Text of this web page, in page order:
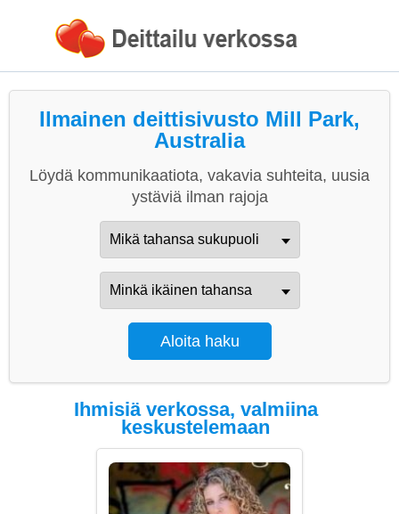
Ilmainen deittisivusto Mill Park,
Australia
Löydä kommunikaatiota, vakavia suhteita, uusia
ystäviä ilman rajoja
Ihmisiä verkossa, valmiina
keskustelemaan